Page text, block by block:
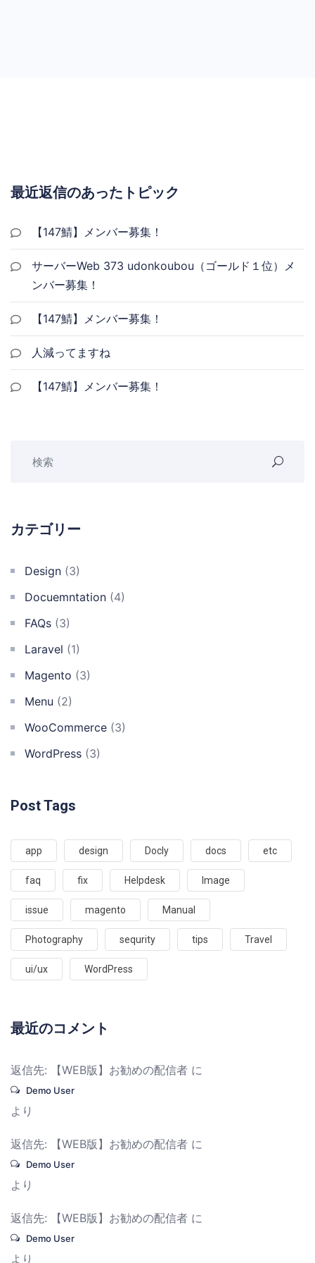
最近返信のあったトピック
【147鯖】メンバー募集！
サーバーWeb 373 udonkoubou（ゴールド１位）メ
ンバー募集！
【147鯖】メンバー募集！
人減ってますね
【147鯖】メンバー募集！
カテゴリー
Design (3)
Docuemntation (4)
FAQs (3)
Laravel (1)
Magento (3)
Menu (2)
WooCommerce (3)
WordPress (3)
Post Tags
app design Docly docs etc
faq fix Helpdesk Image
issue magento Manual
Photography sequrity tips Travel
ui/ux WordPress
最近のコメント
返信先: 【WEB版】お勧めの配信者 に
Demo User
より
返信先: 【WEB版】お勧めの配信者 に
Demo User
より
返信先: 【WEB版】お勧めの配信者 に
Demo User
より